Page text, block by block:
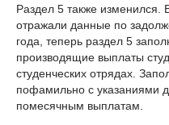
Раздел 5 также
отражали данные по
года, теперь раздел 5
производящие выплаты
студенческих отрядах.
пофамильно с указаниями
помесячным выплатам.